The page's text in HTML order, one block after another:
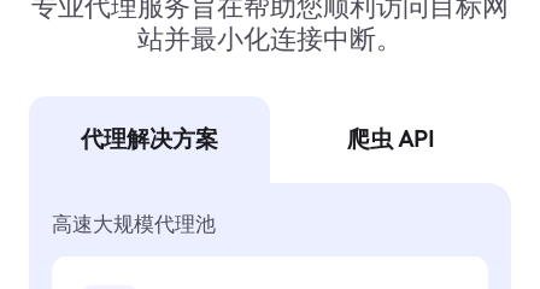
站并最小化连接中断。
代理解决方案 爬虫 API
高速大规模代理池